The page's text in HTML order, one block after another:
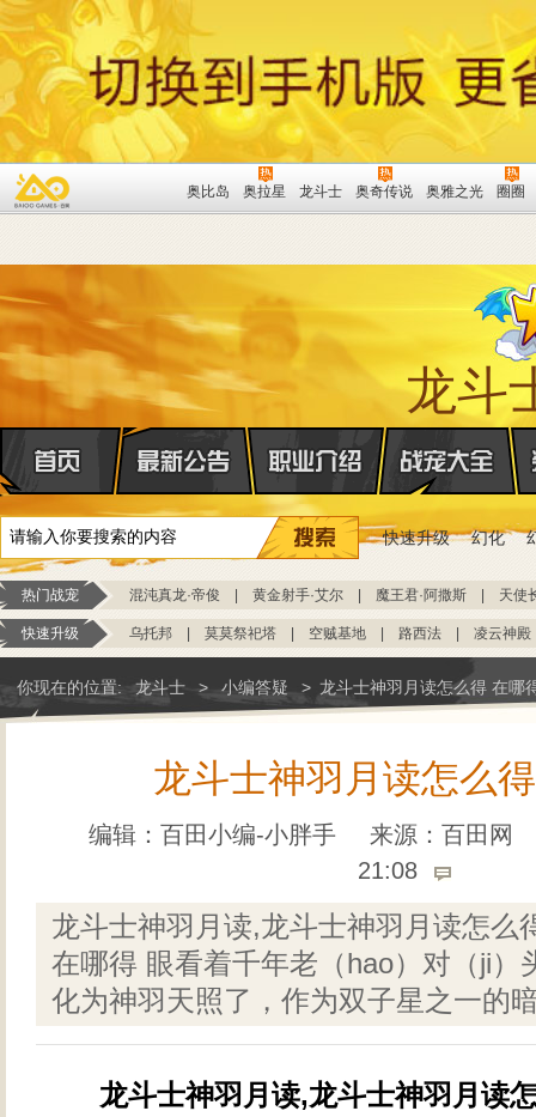
奥比岛 奥拉星 龙斗士 奥奇传说 奥雅之光 圈圈
龙斗
快速升级 幻化
热门战宠 混沌真龙·帝俊 黄金射手·艾尔 魔王君·阿撒斯 天使
快速升级 乌托邦 莫莫祭祀塔 空贼基地 路西法 凌云神殿
你现在的位置: 龙斗士 > 小编答疑 > 龙斗士神羽月读怎么得 在哪
龙斗士神羽月读怎么
编辑：百田小编-小胖手 来源：百田网
21:08
龙斗士神羽月读,龙斗士神羽月读怎么
在哪得 眼看着千年老（hao）对（ji）
化为神羽天照了，作为双子星之一的
龙斗士神羽月读,龙斗士神羽月读